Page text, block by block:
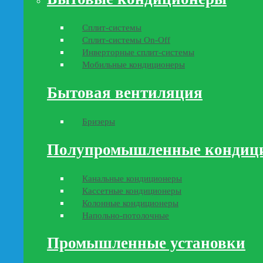
Сплит-системы
Сплит-системы On-Off
Инверторные сплит-системы
Мобильные кондиционеры
Бытовая вентиляция
Бризеры
Полупромышленные
Канальные кондиционеры
Кассетные кондиционеры
Колонные кондиционеры
Напольно-потолочные
Промышленные установки